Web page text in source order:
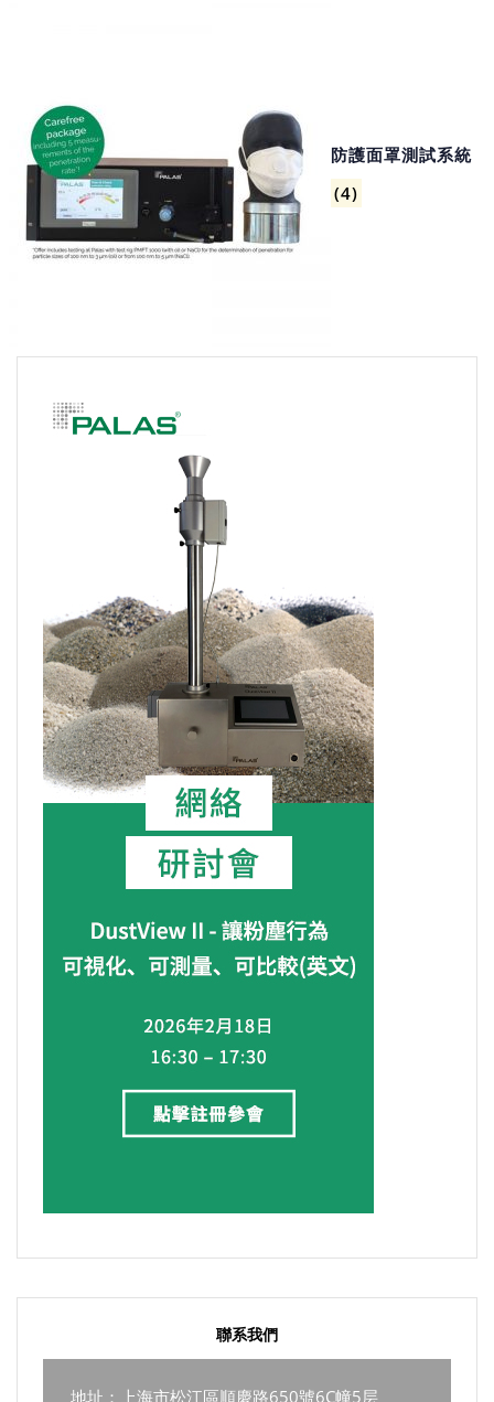
防護面罩測試系統
(4)
聯系我們
地址：上海市松江區順慶路650號6C幢5层